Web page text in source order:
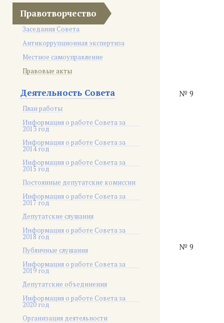
Правотворчество
Заседания Совета
Антикоррупционная экспертиза
Местное самоуправление
Правовые акты
Деятельность Совета
План работы
Информация о работе Совета за
2013 год
Информация о работе Совета за
2014 год
Информация о работе Совета за
2015 год
Постоянные депутатские комиссии
Информация о работе Совета за
2017 год
Депутатские слушания
Информация о работе Совета за
2018 год
Публичные слушания
Информация о работе Совета за
2019 год
Депутатские объединения
Информация о работе Совета за
2020 год
Организация деятельности
№ 9
№ 9